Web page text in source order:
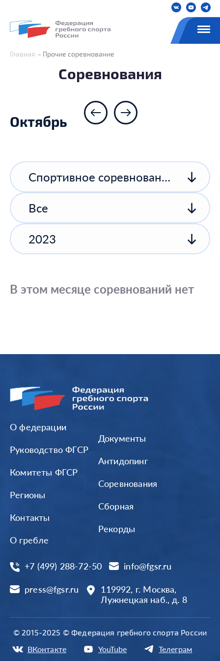
Главная Прочие соревнование
Соревнования
Октябрь
Спортивное соревнование спортивной организации
Все
2023
В этом месяце соревнований нет
О федерации
Руководство ФГСР
Комитеты ФГСР
Регионы
Контакты
О гребле
Документы
Антидопинг
Соревнования
Сборная
Рекорды
+7 (499) 288-72-50 info@fgsr.ru
press@fgsr.ru
119992, г. Москва,
Лужнецкая наб., д. 8
© 2015-2025 © Федерация гребного спорта России
ВКонтакте YouTube Телеграм